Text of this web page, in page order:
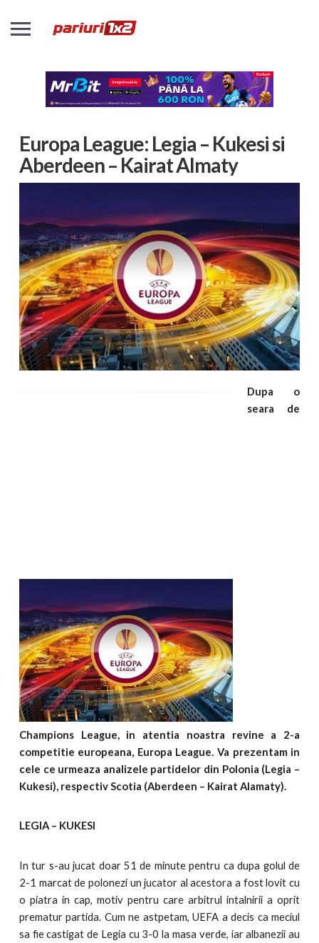
Europa League: Legia – Kukesi si
Aberdeen – Kairat Almaty
Dupa o
seara de
Champions League, in atentia noastra revine a 2-a
competitie europeana, Europa League. Va prezentam in
cele ce urmeaza analizele partidelor din Polonia (Legia –
Kukesi), respectiv Scotia (Aberdeen – Kairat Alamaty).
LEGIA – KUKESI
In tur s-au jucat doar 51 de minute pentru ca dupa golul de
2-1 marcat de polonezi un jucator al acestora a fost lovit cu
o piatra in cap, motiv pentru care arbitrul intalnirii a oprit
prematur partida. Cum ne astpetam, UEFA a decis ca meciul
sa fie castigat de Legia cu 3-0 la masa verde, iar albanezii au